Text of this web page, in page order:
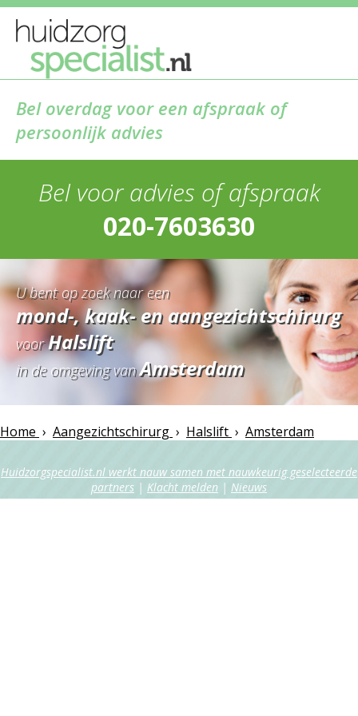
Bel overdag voor een afspraak of
persoonlijk advies
Bel voor advies of afspraak
020-7603630
U bent op zoek naar een
mond-, kaak- en aangezichtschirurg
voorHalslift
in de omgeving vanAmsterdam
Home › Aangezichtschirurg › Halslift › Amsterdam
Huidzorgspecialist.nl werkt nauw samen met nauwkeurig geselecteerde
partners | Klacht melden | Nieuws